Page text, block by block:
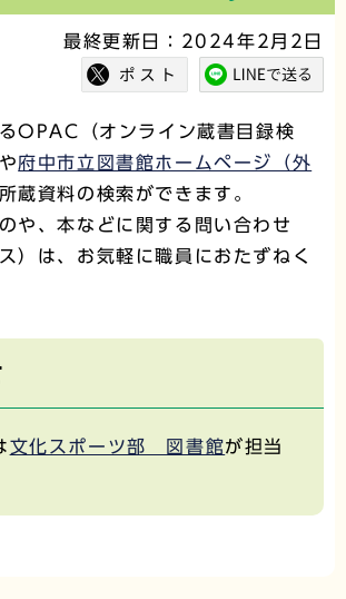
最終更新日：2024年2月2日
OPAC（オンライン蔵書目録検
府中市立図書館ホームページ（外
蔵資料の検索ができます。
や、本などに関する問い合わせ
）は、お気軽に職員におたずねく
文化スポーツ部 図書館が担当